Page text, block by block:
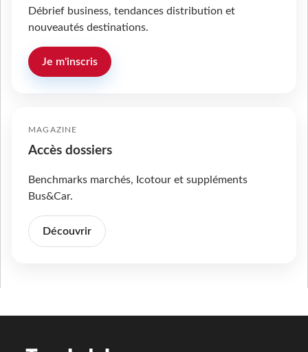
Débrief business, tendances distribution et
nouveautés destinations.
Je m'inscris
MAGAZINE
Accès dossiers
Benchmarks marchés, Icotour et suppléments
Bus&Car.
Découvrir